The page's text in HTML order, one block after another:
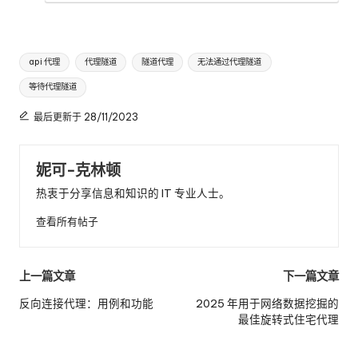
标
签
api 代理 代理隧道 隧道代理 无法通过代理隧道
等待代理隧道
最后更新于 28/11/2023
妮可-克林顿
热衷于分享信息和知识的 IT 专业人士。
查看所有帖子
邮
政
上一篇文章
反向连接代理：用例和功能
下一篇文章
2025 年用于网络数据挖掘的
最佳旋转式住宅代理